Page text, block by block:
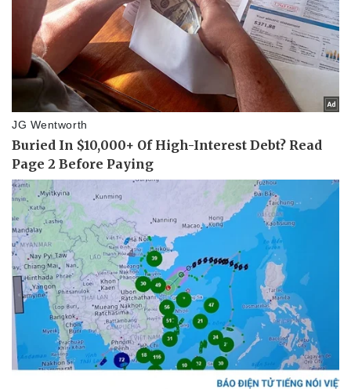
Pháp luật
Vụ án
Tin nóng
Tư vấn luật
Quân sự - Quốc phòng
Vũ khí
Phân tích